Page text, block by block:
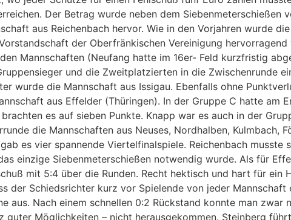
Der Betrag wurde neben dem Siebenmeterschießen
aus Reichenbach hervor. Wie in den Vorjahren wurde
der Oberfränkischen Vereinigung
Mannschaften (Neufang hatte im 16er- Feld kurzfristig
und die Zweitplatzierten in die Zwischenrunde
wurde die Mannschaft aus Issigau. Ebenfalls ohne
aus Effelder (Thüringen). In der Gruppe C hatte am
es auf sieben Punkte. Knapp war es auch in der
die Mannschaften aus Neuses, Nordhalben, Kulmbach,
es vier spannende Viertelfinalspiele. Reichenbach musste
einzige Siebenmeterschießen notwendig wurde. Als für
mit 5:4 über die Runden. Recht hektisch und hart für ein
der Schiedsrichter kurz vor Spielende von jeder Mannschaft
aus. Nach einem schnellen 0:2 Rückstand konnte man zwar
Möglichkeiten – nicht herausgekommen. Steinberg